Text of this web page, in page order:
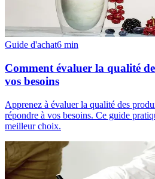
Guide d'achat6 min
Comment évaluer la qualité
vos besoins
Apprenez à évaluer la qualité des
répondre à vos besoins. Ce guide
meilleur choix.